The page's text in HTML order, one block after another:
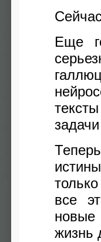
Еще
все
новые
жизнь